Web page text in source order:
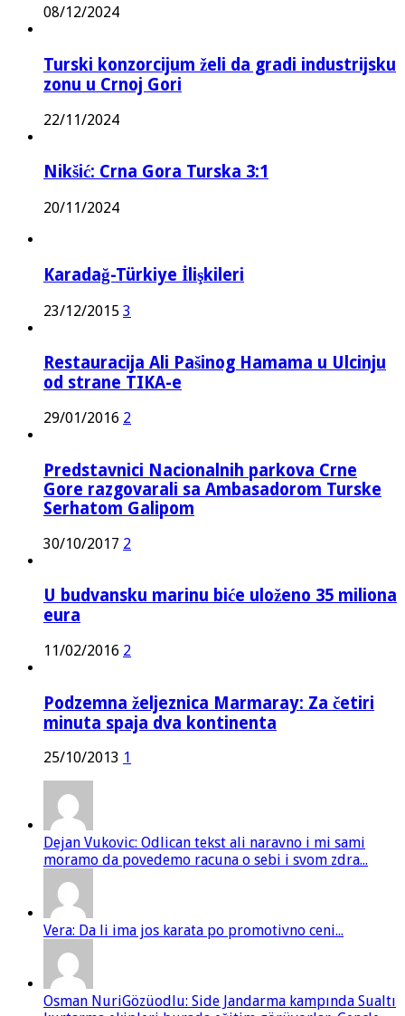
08/12/2024
Turski konzorcijum želi da gradi industrijsku
zonu u Crnoj Gori
22/11/2024
Nikšić: Crna Gora Turska 3:1
20/11/2024
Karadağ-Türkiye İlişkileri
23/12/2015 3
Restauracija Ali Pašinog Hamama u Ulcinju
od strane TIKA-e
29/01/2016 2
Predstavnici Nacionalnih parkova Crne
Gore razgovarali sa Ambasadorom Turske
Serhatom Galipom
30/10/2017 2
U budvansku marinu biće uloženo 35 miliona
eura
11/02/2016 2
Podzemna željeznica Marmaray: Za četiri
minuta spaja dva kontinenta
25/10/2013 1
Dejan Vukovic: Odlican tekst ali naravno i mi sami
moramo da povedemo racuna o sebi i svom zdra...
Vera: Da li ima jos karata po promotivno ceni...
Osman NuriGözüodlu: Side Jandarma kampında Sualtı